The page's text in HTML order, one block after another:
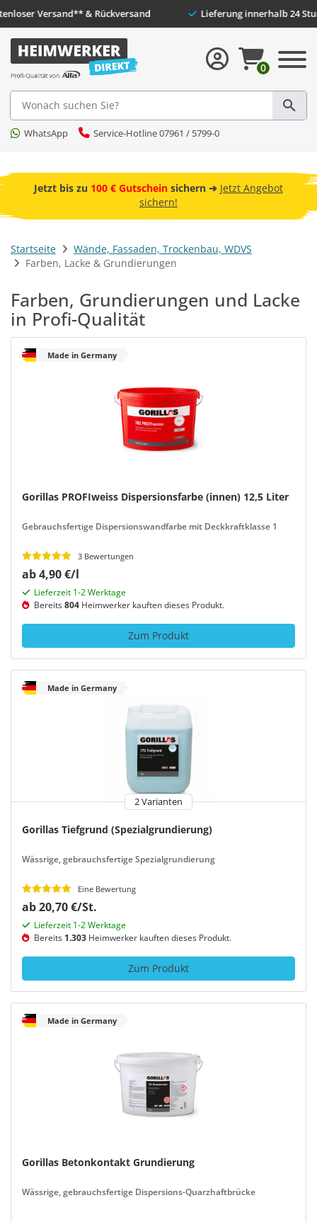
& Rückversand Lieferung innerhalb 24 Stunden
Suche
WhatsApp Service-Hotline 07961 / 5799-0
0
Flüssigkunststofffür Flachdach, Garagendach, und
Weitere ➔ Jetzt abdichten!
Startseite
Wände, Fassaden, Trockenbau, WDVS
Farben, Lacke & Grundierungen
Farben, Grundierungen und Lacke
in Profi-Qualität
Made in Germany
Gorillas PROFIweiss Dispersionsfarbe (innen) 12,5 Liter
Gebrauchsfertige Dispersionswandfarbe mit Deckkraftklasse 1
3 Bewertungen
ab 4,90 €/l
Lieferzeit 1-2 Werktage
Bereits804 Heimwerker kauften dieses Produkt.
Zum Produkt
Made in Germany
2 Varianten
Gorillas Tiefgrund (Spezialgrundierung)
Wässrige, gebrauchsfertige Spezialgrundierung
Eine Bewertung
ab 20,70 €/St.
Lieferzeit 1-2 Werktage
Bereits 1.303 Heimwerker kauften dieses Produkt.
Zum Produkt
Made in Germany
Gorillas Betonkontakt Grundierung
Wässrige, gebrauchsfertige Dispersions-Quarzhaftbrücke